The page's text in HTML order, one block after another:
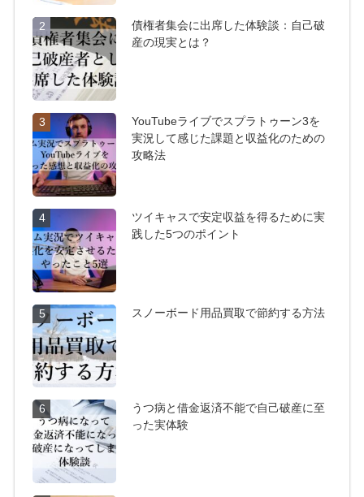
2
債権者集会に出席した体験談：自己破
産の現実とは？
3
YouTubeライブでスプラトゥーン3を
実況して感じた課題と収益化のための
攻略法
4
ツイキャスで安定収益を得るために実
践した5つのポイント
5 スノーボード用品買取で節約する方法
6
うつ病と借金返済不能で自己破産に至
った実体験